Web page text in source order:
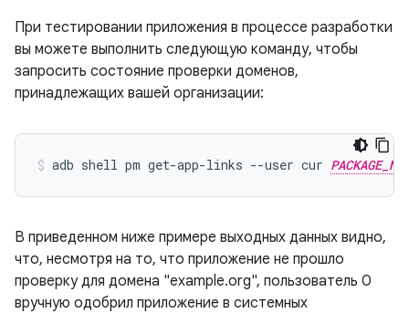
При тестировании приложения в процессе разработки
вы можете выполнить следующую команду, чтобы
запросить состояние проверки доменов,
принадлежащих вашей организации:
adb shell pm get-app-links --user cur
В приведенном ниже примере выходных данных видно,
что, несмотря на то, что приложение не прошло
проверку для домена "example.org", пользователь 0
вручную одобрил приложение в системных